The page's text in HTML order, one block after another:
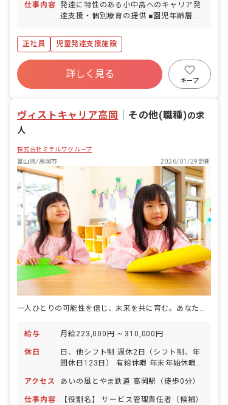
仕事内容 発達に特性のある小中高へのキャリア発
達支援・個別療育の提供 ■園児年齢層：
正社員
児童発達支援施設
詳しく見る
キープ
ヴィストキャリア高岡 その他(職種)の求
人
株式会社ミチルワグループ
富山県/高岡市
2026/01/29更新
給与 月給223,000円 ~ 310,000円
休日
日、他シフト制 週休2日（シフト制、年
間休日123日） 有給休暇 年末年始休暇
暇 生理休暇 ※年間休日123日
アクセス あいの風とやま鉄道 高岡駅（徒歩0分）
仕事内容
【役割名】 サービス管理責任者（候補）